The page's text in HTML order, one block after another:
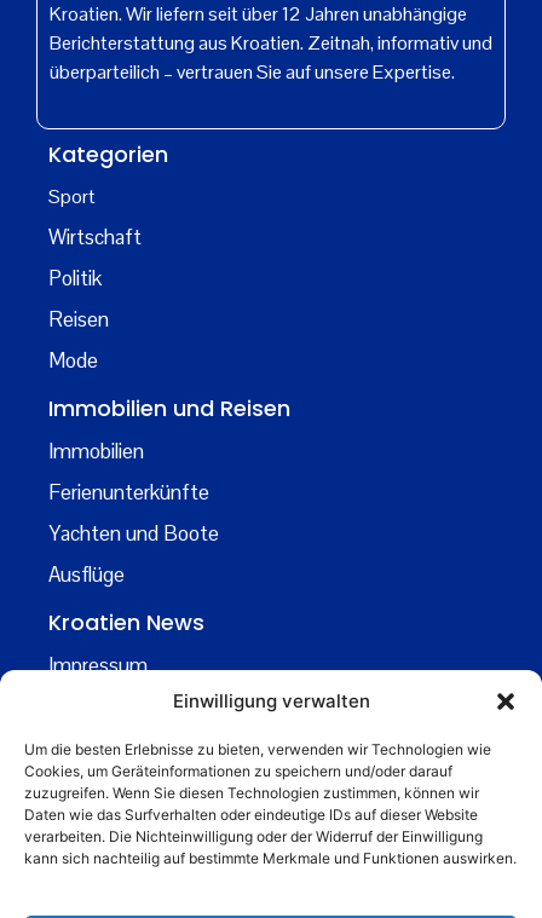
Einwilligung verwalten
Um die besten Erlebnisse zu bieten, verwenden wir Technologien wie
Cookies, um Geräteinformationen zu speichern und/oder darauf
zuzugreifen. Wenn Sie diesen Technologien zustimmen, können wir
Daten wie das Surfverhalten oder eindeutige IDs auf dieser Website
verarbeiten. Die Nichteinwilligung oder der Widerruf der Einwilligung
kann sich nachteilig auf bestimmte Merkmale und Funktionen auswirken.
Kroatien. Wir liefern seit über 12 Jahren unabhängige
Berichterstattung aus Kroatien. Zeitnah, informativ und
überparteilich – vertrauen Sie auf unsere Expertise.
Kategorien
Sport
Wirtschaft
Politik
Reisen
Mode
Immobilien und Reisen
Immobilien
Ferienunterkünfte
Yachten und Boote
Ausflüge
Kroatien News
Impressum
Kontakt
Über uns
Business